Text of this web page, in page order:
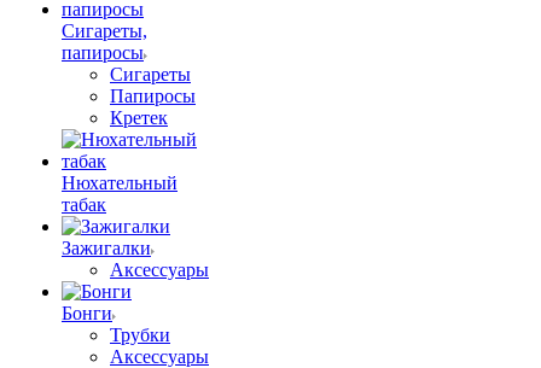
Сигареты,
папиросы
Сигареты
Папиросы
Кретек
Нюхательный
табак
Зажигалки
Аксессуары
Бонги
Трубки
Аксессуары